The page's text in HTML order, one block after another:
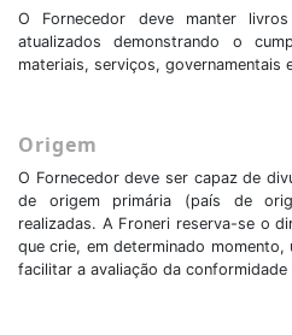
O Fornecedor deve manter
atualizados demonstrando o
materiais, serviços, governamentais
Origem
O Fornecedor deve ser capaz de
de origem primária (país de
realizadas. A Froneri reserva-se o
que crie, em determinado
facilitar a avaliação da